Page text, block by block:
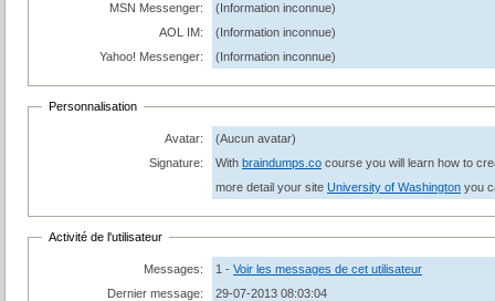
MSN Messenger:
(Information inconnue)
AOL IM:
(Information inconnue)
Yahoo! Messenger:
(Information inconnue)
Personnalisation
Avatar:
(Aucun avatar)
Signature:
With braindumps.co course you will learn how to
more detail your site University of Washington you
Activité de l'utilisateur
Messages: 1 - Voir les messages de cet utilisateur
Dernier message:
29-07-2013 08:03:04